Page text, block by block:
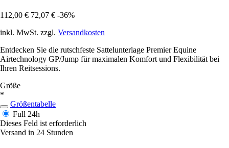
112,00 € 72,07 € -36%
inkl. MwSt. zzgl. Versandkosten
Entdecken Sie die rutschfeste Sattelunterlage Premier Equine
Airtechnology GP/Jump für maximalen Komfort und Flexibilität bei
Ihren Reitsessions.
Größe
*
Größentabelle
Full 24h
Dieses Feld ist erforderlich
Versand in 24 Stunden